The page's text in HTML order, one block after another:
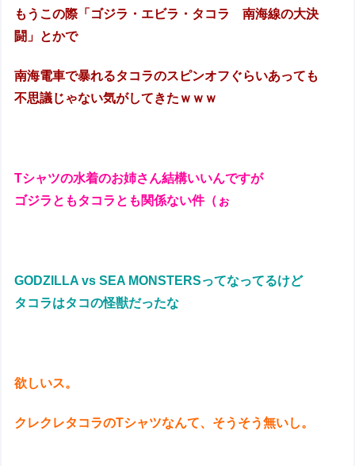
もうこの際「ゴジラ・エビラ・タコラ 南海線の大決
闘」とかで
南海電車で暴れるタコラのスピンオフぐらいあっても
不思議じゃない気がしてきたｗｗｗ
Tシャツの水着のお姉さん結構いいんですが
ゴジラともタコラとも関係ない件（ぉ
GODZILLA vs SEA MONSTERSってなってるけど
タコラはタコの怪獣だったな
欲しいス。
クレクレタコラのTシャツなんて、そうそう無いし。